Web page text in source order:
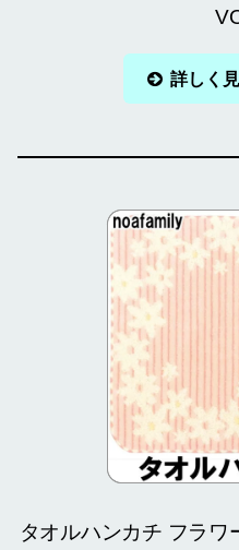
詳しく
タオルハンカチ フラワ